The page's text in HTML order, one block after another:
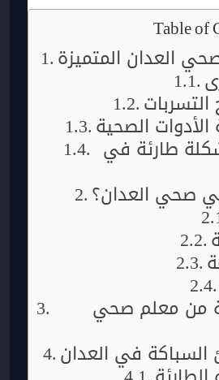
Table of
العدان المتميزة
الصحية
طارئة في
صحي العدان؟
من معلم صحي
في العدان